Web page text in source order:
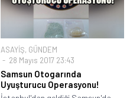
ASAYİŞ, GÜNDEM
28 Mayıs 2017 23:43
Samsun Otogarında
Uyuşturucu Operasyonu!